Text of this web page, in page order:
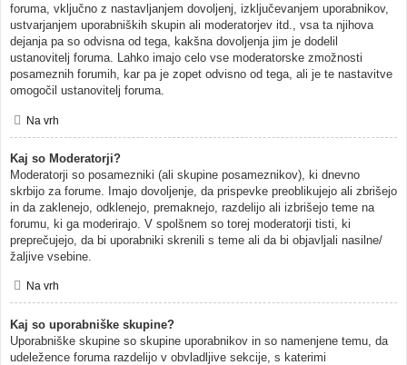
foruma, vključno z nastavljanjem dovoljenj, izključevanjem uporabnikov,
ustvarjanjem uporabniških skupin ali moderatorjev itd., vsa ta njihova
dejanja pa so odvisna od tega, kakšna dovoljenja jim je dodelil
ustanovitelj foruma. Lahko imajo celo vse moderatorske zmožnosti
posameznih forumih, kar pa je zopet odvisno od tega, ali je te nastavitve
omogočil ustanovitelj foruma.
Na vrh
Kaj so Moderatorji?
Moderatorji so posamezniki (ali skupine posameznikov), ki dnevno
skrbijo za forume. Imajo dovoljenje, da prispevke preoblikujejo ali zbrišejo
in da zaklenejo, odklenejo, premaknejo, razdelijo ali izbrišejo teme na
forumu, ki ga moderirajo. V spolšnem so torej moderatorji tisti, ki
preprečujejo, da bi uporabniki skrenili s teme ali da bi objavljali nasilne/
žaljive vsebine.
Na vrh
Kaj so uporabniške skupine?
Uporabniške skupine so skupine uporabnikov in so namenjene temu, da
udeležence foruma razdelijo v obvladljive sekcije, s katerimi